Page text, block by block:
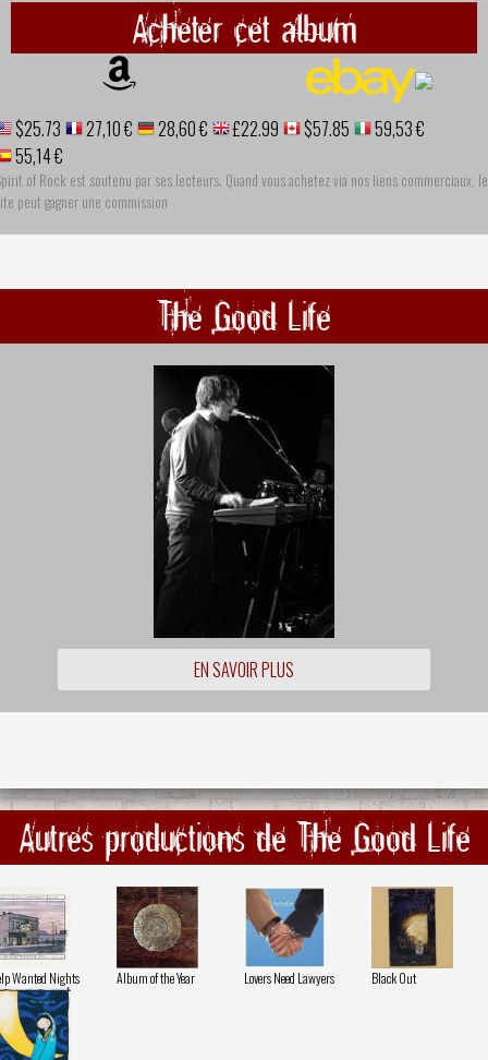
Acheter cet album
$25.73 27,10 € 28,60 € £22.99 $57.85
59,53 €
55,14 €
of Rock est soutenu par ses lecteurs. Quand vous achetez via nos liens commerciaux, le
peut gagner une commission
The Good Life
EN SAVOIR PLUS
Autres productions de The Good Life
Wanted Nights Album of the Year Lovers Need Lawyers Black Out